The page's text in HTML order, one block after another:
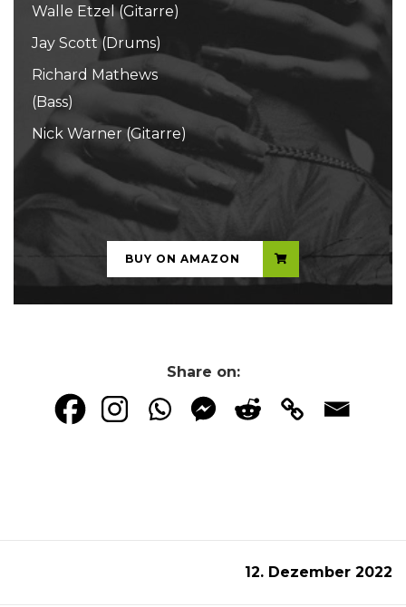
Walle Etzel (Gitarre)
Jay Scott (Drums)
Richard Mathews
(Bass)
Nick Warner (Gitarre)
...
BUY ON AMAZON
Share on:
12. Dezember 2022